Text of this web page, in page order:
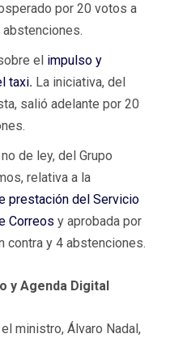
por 20 votos a
el impulso y
taxi. La iniciativa, del
salió adelante por 20
de ley, del Grupo
relativa a la
prestación del Servicio
Correos y aprobada por
contra y 4 abstenciones.
y Agenda Digital
ministro, Álvaro Nadal,